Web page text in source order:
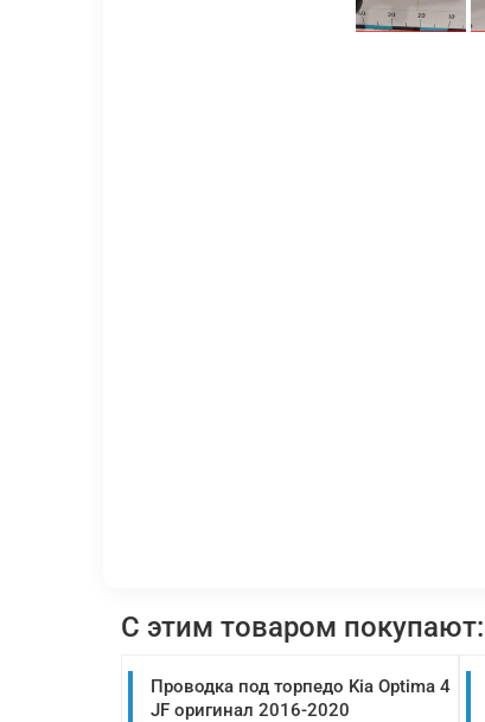
С этим товаром покупают:
Проводка под торпедо Kia Optima 4
JF оригинал 2016-2020